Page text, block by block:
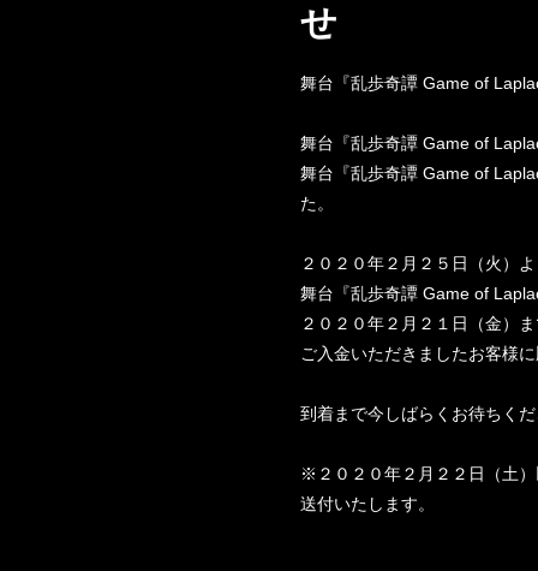
せ
舞台『乱歩奇譚 Game of
舞台『乱歩奇譚 Game of
舞台『乱歩奇譚 Game of
た。
２０２０年２月２５日（火）
舞台『乱歩奇譚 Game of
２０２０年２月２１日（金）
ご入金いただきましたお客様
到着まで今しばらくお待ちく
※２０２０年２月２２日（土
送付いたします。